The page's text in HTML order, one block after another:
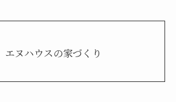
エヌハウスの家づくり